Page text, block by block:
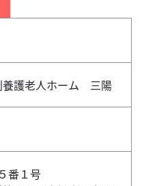
護老人ホーム 三陽
番１号